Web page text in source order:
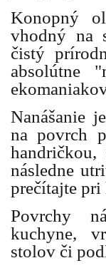
Konopný
vhodný na
čistý
absolútne
Nanášanie
na povrch
následne
prečítajte
Povrchy
kuchyne,
stolov či